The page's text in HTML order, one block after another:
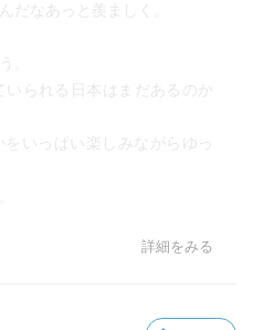
だなあっと羨ましく。
。
られる日本はまだあるのか
いっぱい楽しみながらゆっ
詳細をみる